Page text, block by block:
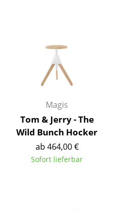
Doppelbetten
Einzelbetten
Stapelbetten
Kinderbetten
Nachttische & Bettzubehör
... alle Betten
Magis
Tom & Jerry - The
Wild Bunch Hocker
ab 464,00 €
Sofort lieferbar